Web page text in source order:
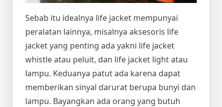
Sebab itu idealnya life jacket mempunyai
peralatan lainnya, misalnya aksesoris life
jacket yang penting ada yakni life jacket
whistle atau peluit, dan life jacket light atau
lampu. Keduanya patut ada karena dapat
memberikan sinyal darurat berupa bunyi dan
lampu. Bayangkan ada orang yang butuh